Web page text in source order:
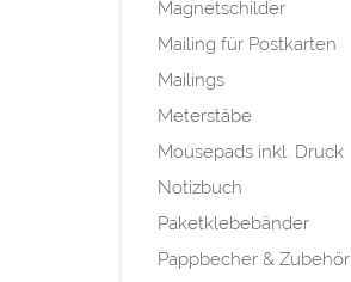
Magnetschilder
Mailing für Postkarten
Mailings
Meterstäbe
Mousepads inkl. Druck
Notizbuch
Paketklebebänder
Pappbecher & Zubehör